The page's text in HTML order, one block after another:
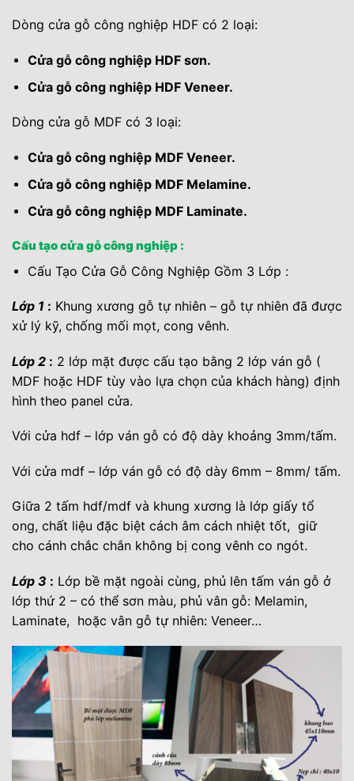
Dòng cửa gỗ công nghiệp HDF có 2 loại:
Cửa gỗ công nghiệp HDF sơn.
Cửa gỗ công nghiệp HDF Veneer.
Dòng cửa gỗ MDF có 3 loại:
Cửa gỗ công nghiệp MDF Veneer.
Cửa gỗ công nghiệp MDF Melamine.
Cửa gỗ công nghiệp MDF Laminate.
Cấu tạo cửa gỗ công nghiệp :
Cấu Tạo Cửa Gỗ Công Nghiệp Gồm 3 Lớp :
Lớp 1 : Khung xương gỗ tự nhiên – gỗ tự nhiên đã được
xử lý kỹ, chống mối mọt, cong vênh.
Lớp 2 : 2 lớp mặt được cấu tạo bằng 2 lớp ván gỗ (
MDF hoặc HDF tùy vào lựa chọn của khách hàng) định
hình theo panel cửa.
Với cửa hdf – lớp ván gỗ có độ dày khoảng 3mm/tấm.
Với cửa mdf – lớp ván gỗ có độ dày 6mm – 8mm/ tấm.
Giữa 2 tấm hdf/mdf và khung xương là lớp giấy tổ
ong, chất liệu đặc biệt cách âm cách nhiệt tốt, giữ
cho cánh chắc chắn không bị cong vênh co ngót.
Lớp 3 : Lớp bề mặt ngoài cùng, phủ lên tấm ván gỗ ở
lớp thứ 2 – có thể sơn màu, phủ vân gỗ: Melamin,
Laminate, hoặc vân gỗ tự nhiên: Veneer…